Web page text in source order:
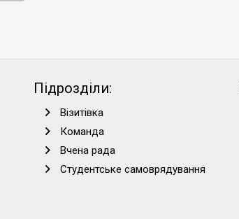
Підрозділи:
Візитівка
Команда
Вчена рада
Студентське самоврядування